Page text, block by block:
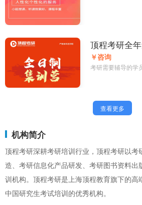
顶程考研全
￥咨询
考研需要辅导的学
查看更多
机构简介
顶程考研深耕考研培训行业，顶程考研以考
造、考研信息化产品研发、考研图书资料出
训机构。顶程考研是上海顶程教育旗下的高
中国研究生考试培训的优秀机构。